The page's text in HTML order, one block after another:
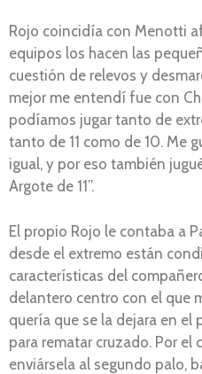
Rojo coincidía con Menotti
equipos los hacen las
cuestión de relevos y
mejor me entendí fue con
podíamos jugar tanto de
tanto de 11 como de 10. Me
igual, y por eso también
Argote de 11”.
El propio Rojo le contaba a
desde el extremo están
características del
delantero centro con el que
quería que se la dejara en el
para rematar cruzado. Por el
enviársela al segundo palo,